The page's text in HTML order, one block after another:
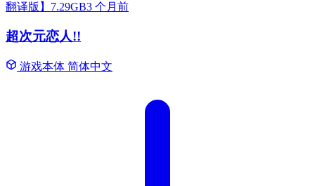
翻译版】7.29GB3 个月前
超次元恋人!!
游戏本体 简体中文